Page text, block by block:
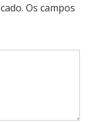
Os campos